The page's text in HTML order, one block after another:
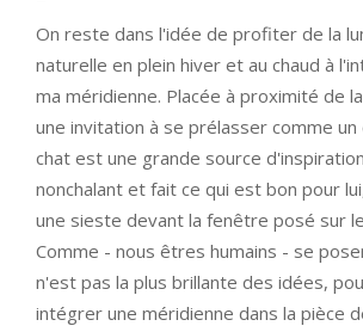
On reste dans l'idée de profiter de la
naturelle en plein hiver et au chaud à
ma méridienne. Placée à proximité de
une invitation à se prélasser comme un
chat est une grande source
nonchalant et fait ce qui est bon pour
une sieste devant la fenêtre posé sur
Comme - nous êtres humains - se
n'est pas la plus brillante des idées,
intégrer une méridienne dans la pièce